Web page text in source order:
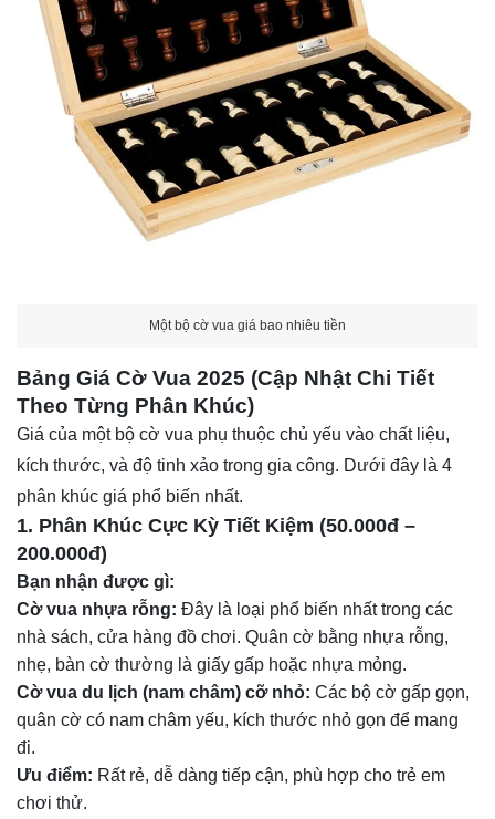
Một bộ cờ vua giá bao nhiêu tiền
Bảng Giá Cờ Vua 2025 (Cập Nhật Chi Tiết
Theo Từng Phân Khúc)
Giá của một bộ cờ vua phụ thuộc chủ yếu vào chất liệu,
kích thước, và độ tinh xảo trong gia công. Dưới đây là 4
phân khúc giá phổ biến nhất.
1. Phân Khúc Cực Kỳ Tiết Kiệm (50.000đ –
200.000đ)
Bạn nhận được gì:
Cờ vua nhựa rỗng: Đây là loại phổ biến nhất trong các
nhà sách, cửa hàng đồ chơi. Quân cờ bằng nhựa rỗng,
nhẹ, bàn cờ thường là giấy gấp hoặc nhựa mỏng.
Cờ vua du lịch (nam châm) cỡ nhỏ: Các bộ cờ gấp gọn,
quân cờ có nam châm yếu, kích thước nhỏ gọn để mang
đi.
Ưu điểm: Rất rẻ, dễ dàng tiếp cận, phù hợp cho trẻ em
chơi thử.